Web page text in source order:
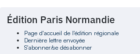
Édition Paris Normandie
Page d'accueil de l'édition régionale
Dernière lettre envoyée
S'abonner/se désabonner